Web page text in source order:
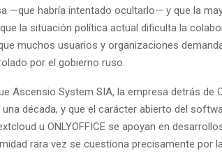
—que habría intentado ocultarlo— y que la
la situación política actual dificulta la
muchos usuarios y organizaciones
por el gobierno ruso.
Ascensio System SIA, la empresa detrás de
década, y que el carácter abierto del
u ONLYOFFICE se apoyan en
rara vez se cuestiona precisamente por